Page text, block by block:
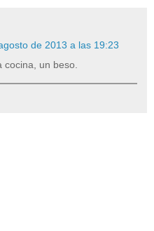
de 2013 a las 19:23
un beso.